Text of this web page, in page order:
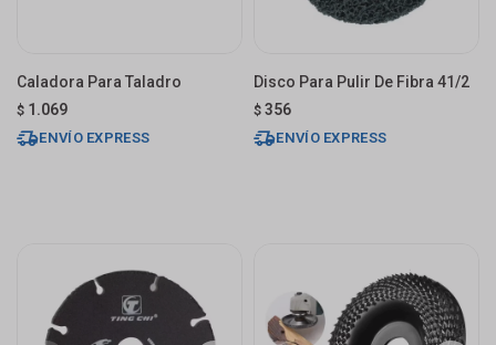
Caladora Para Taladro
$ 1.069
ENVÍO EXPRESS
Disco Para Pulir De Fibra 41/2
$ 356
ENVÍO EXPRESS